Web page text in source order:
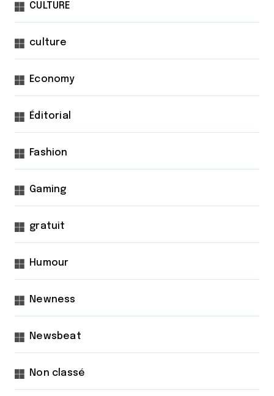
CULTURE
culture
Economy
Éditorial
Fashion
Gaming
gratuit
Humour
Newness
Newsbeat
Non classé